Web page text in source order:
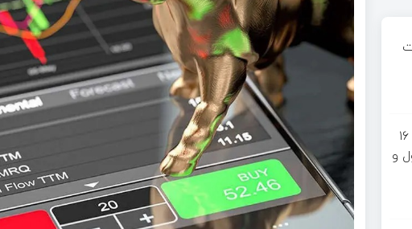
قیمت طلا و سکه امروز جمعه ۱۶
و